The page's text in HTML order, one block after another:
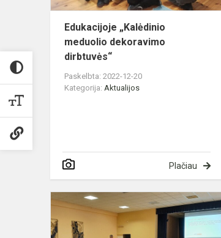
Edukacijoje „Kalėdinio
meduolio dekoravimo
dirbtuvės“
Paskelbta: 2022-12-20
Kategorija: Aktualijos
Plačiau